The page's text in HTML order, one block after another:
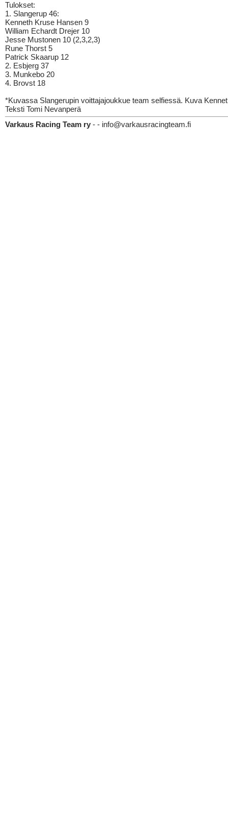
Tulokset:
1. Slangerup 46:
Kenneth Kruse Hansen 9
William Echardt Drejer 10
Jesse Mustonen 10 (2,3,2,3)
Rune Thorst 5
Patrick Skaarup 12
2. Esbjerg 37
3. Munkebo 20
4. Brovst 18
*Kuvassa Slangerupin voittajajoukkue team selfiessä. Kuva
Teksti Tomi Nevanperä
Varkaus Racing Team ry - - info@varkausracingteam.fi